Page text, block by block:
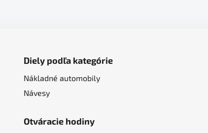
Diely podľa kategórie
Nákladné automobily
Návesy
Otváracie hodiny